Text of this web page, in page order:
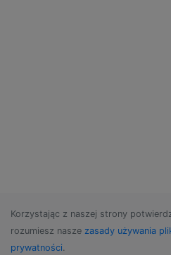
Korzystając z naszej strony
rozumiesz nasze zasady używania
prywatności.